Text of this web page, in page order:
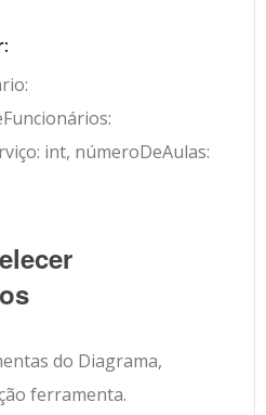
int, númeroDeAulas:
do Diagrama,
ferramenta.